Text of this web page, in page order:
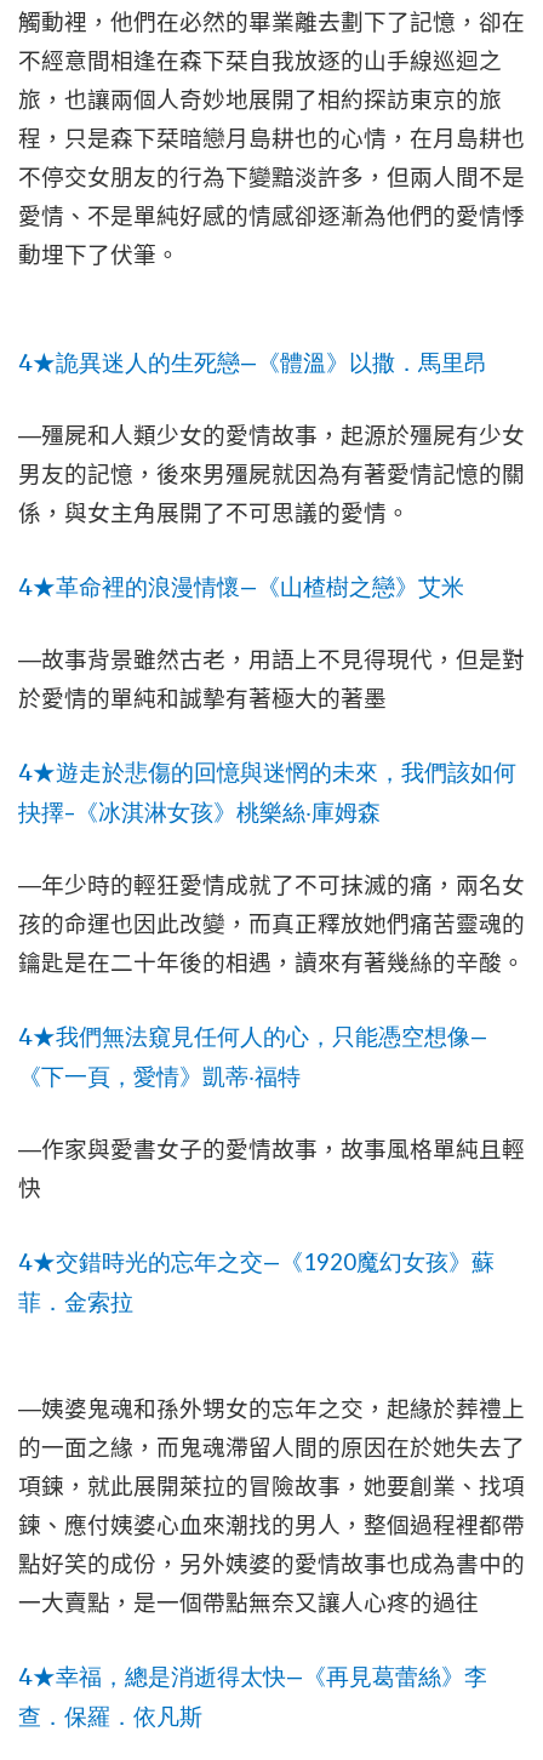
觸動裡，他們在必然的畢業離去劃下了記憶，卻在
不經意間相逢在森下栞自我放逐的山手線巡迴之
旅，也讓兩個人奇妙地展開了相約探訪東京的旅
程，只是森下栞暗戀月島耕也的心情，在月島耕也
不停交女朋友的行為下變黯淡許多，但兩人間不是
愛情、不是單純好感的情感卻逐漸為他們的愛情悸
動埋下了伏筆。
4★詭異迷人的生死戀— 《體溫》以撒．馬里昂
—殭屍和人類少女的愛情故事，起源於殭屍有少女
男友的記憶，後來男殭屍就因為有著愛情記憶的關
係，與女主角展開了不可思議的愛情。
4★革命裡的浪漫情懷— 《山楂樹之戀》艾米
—故事背景雖然古老，用語上不見得現代，但是對
於愛情的單純和誠摰有著極大的著墨
4★遊走於悲傷的回憶與迷惘的未來，我們該如何
抉擇– 《冰淇淋女孩》桃樂絲‧庫姆森
—年少時的輕狂愛情成就了不可抹滅的痛，兩名女
孩的命運也因此改變，而真正釋放她們痛苦靈魂的
鑰匙是在二十年後的相遇，讀來有著幾絲的辛酸。
4★我們無法窺見任何人的心，只能憑空想像—
《下一頁，愛情》凱蒂‧福特
—作家與愛書女子的愛情故事，故事風格單純且輕
快
4★交錯時光的忘年之交— 《1920魔幻女孩》蘇
菲．金索拉
—姨婆鬼魂和孫外甥女的忘年之交，起緣於葬禮上
的一面之緣，而鬼魂滯留人間的原因在於她失去了
項鍊，就此展開萊拉的冒險故事，她要創業、找項
鍊、應付姨婆心血來潮找的男人，整個過程裡都帶
點好笑的成份，另外姨婆的愛情故事也成為書中的
一大賣點，是一個帶點無奈又讓人心疼的過往
4★幸福，總是消逝得太快— 《再見葛蕾絲》李
查．保羅．依凡斯